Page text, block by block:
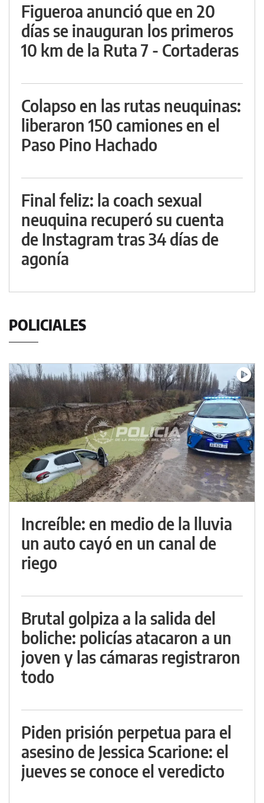
Figueroa anunció que en 20
días se inauguran los primeros
10 km de la Ruta 7 - Cortaderas
Colapso en las rutas neuquinas:
liberaron 150 camiones en el
Paso Pino Hachado
Final feliz: la coach sexual
neuquina recuperó su cuenta
de Instagram tras 34 días de
agonía
POLICIALES
Increíble: en medio de la lluvia
un auto cayó en un canal de
riego
Brutal golpiza a la salida del
boliche: policías atacaron a un
joven y las cámaras registraron
todo
Piden prisión perpetua para el
asesino de Jessica Scarione: el
jueves se conoce el veredicto